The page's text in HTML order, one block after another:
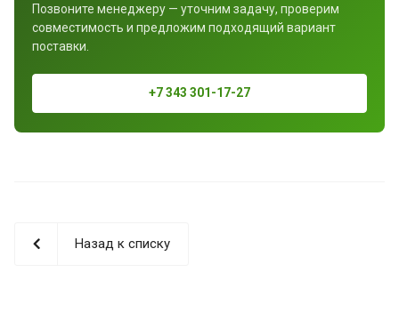
Позвоните менеджеру — уточним задачу, проверим
совместимость и предложим подходящий вариант
поставки.
+7 343 301-17-27
Назад к списку